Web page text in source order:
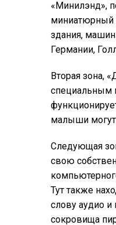
«Минилэнд»,
миниатюрный
здания,
Германии,
Вторая зона,
специальным
малыши могут
Следующая
свою
Тут также
слову аудио
сокровища